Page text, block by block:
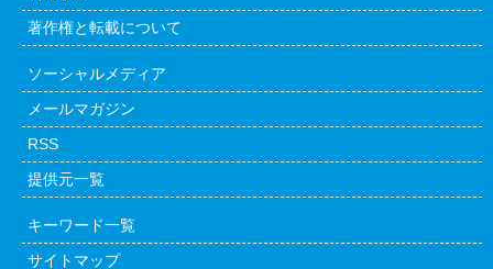
著作権と転載について
ソーシャルメディア
メールマガジン
RSS
提供元一覧
キーワード一覧
サイトマップ